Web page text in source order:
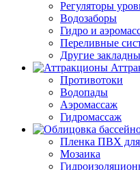
Регуляторы
Водозаборы
Гидро и
Переливные
Другие
Противотоки
Водопады
Аэромассаж
Гидромассаж
Пленка ПВХ для
Мозаика